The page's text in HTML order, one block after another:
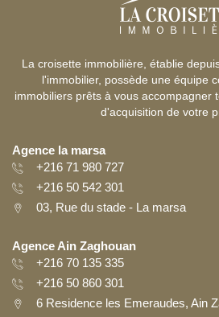
La croisette immobilière, établie
l'immobilier, possède une équipe
immobiliers prêts à vous accompagner
d'acquisition de votre
Agence la marsa
+216 71 980 727
+216 50 542 301
03, Rue du stade - La marsa
Agence Ain Zaghouan
+216 70 135 335
+216 50 860 301
6 Residence les Emeraudes, Ain